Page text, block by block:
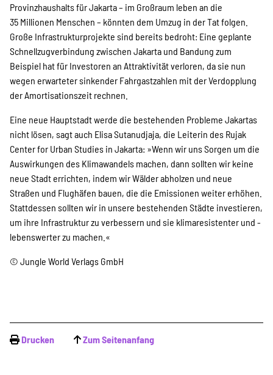
Provinzhaushalts für Jakarta – im Großraum leben an die
35 Millionen Menschen – könnten dem Umzug in der Tat folgen.
Große Infrastrukturprojekte sind bereits bedroht: Eine geplante
Schnellzugverbindung zwischen Jakarta und Bandung zum
Beispiel hat für Investoren an Attraktivität verloren, da sie nun
wegen erwarteter sinkender Fahrgastzahlen mit der Verdopplung
der Amortisationszeit rechnen.
Eine neue Hauptstadt werde die bestehenden Probleme Jakartas
nicht ­lösen, sagt auch Elisa Sutanudjaja, die Leiterin des Rujak
Center for Urban Studies in Jakarta: »Wenn wir uns Sorgen um die
Auswirkungen des Klimawandels machen, dann sollten wir keine
neue Stadt errichten, indem wir Wälder abholzen und neue
Straßen und Flughäfen bauen, die die Emissionen weiter erhöhen.
Stattdessen sollten wir in unsere bestehenden Städte investieren,
um ihre Infrastruktur zu verbessern und sie klimaresistenter und ­
lebenswerter zu machen.«
© Jungle World Verlags GmbH
Drucken Zum Seitenanfang